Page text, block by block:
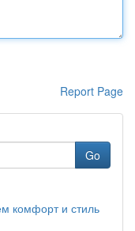
Report Page
Go
комфорт и стиль